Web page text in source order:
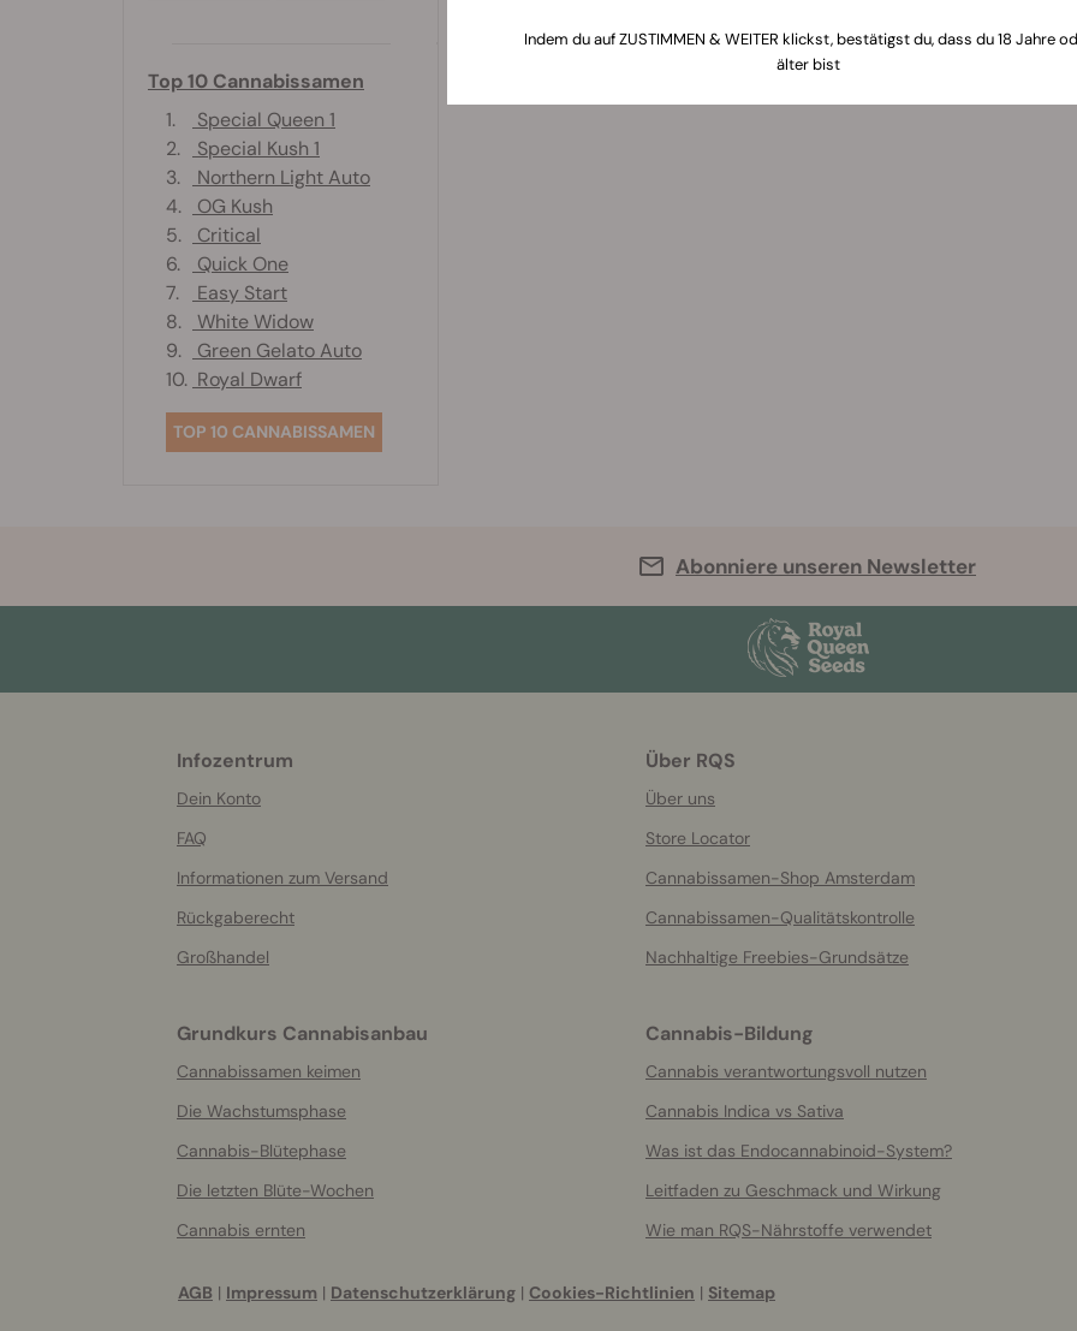
Top 10 Cannabissamen
1.
Special Queen 1
2.
Special Kush 1
3.
Northern Light Auto
4.
OG Kush
5.
Critical
6.
Quick One
7.
Easy Start
8.
White Widow
9.
Green Gelato Auto
10. Royal Dwarf
TOP 10 CANNABISSAMEN
Abonniere unseren Newsletter
Infozentrum
Dein Konto
FAQ
Informationen zum Versand
Rückgaberecht
Großhandel
Über RQS
Über uns
Store Locator
Cannabissamen-Shop Amsterdam
Cannabissamen-Qualitätskontrolle
Nachhaltige Freebies-Grundsätze
Grundkurs Cannabisanbau
Cannabissamen keimen
Die Wachstumsphase
Cannabis-Blütephase
Die letzten Blüte-Wochen
Cannabis ernten
Cannabis-Bildung
Cannabis verantwortungsvoll nutzen
Cannabis Indica vs Sativa
Was ist das Endocannabinoid-System?
Leitfaden zu Geschmack und Wirkung
Wie man RQS-Nährstoffe verwendet
AGB | Impressum | Datenschutzerklärung | Cookies-Richtlinien | Sitemap
Indem du auf ZUSTIMMEN & WEITER klickst, bestätigst du, dass du 18 Jahre
älter bist